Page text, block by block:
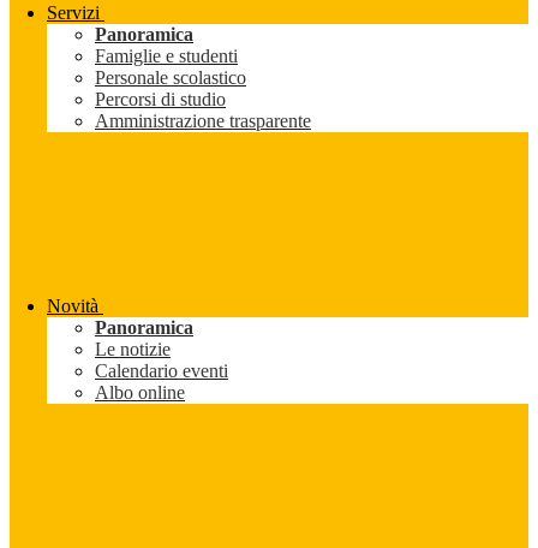
Servizi
Panoramica
Famiglie e studenti
Personale scolastico
Percorsi di studio
Amministrazione trasparente
Novità
Panoramica
Le notizie
Calendario eventi
Albo online